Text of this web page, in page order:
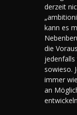
derzeit
kann es
die
sowieso.
immer
an